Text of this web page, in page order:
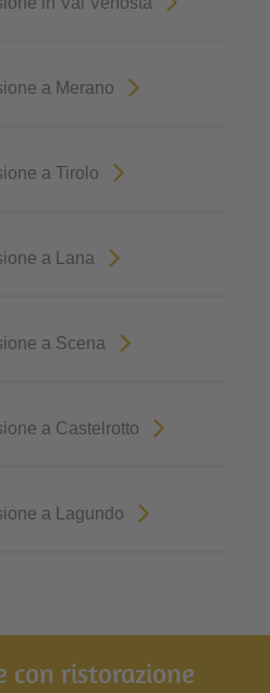
a Merano
a Tirolo
a Lana
a Scena
a Castelrotto
a Lagundo
con ristorazione